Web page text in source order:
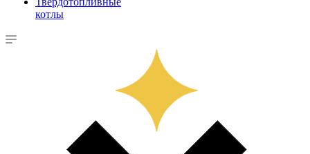
котлы